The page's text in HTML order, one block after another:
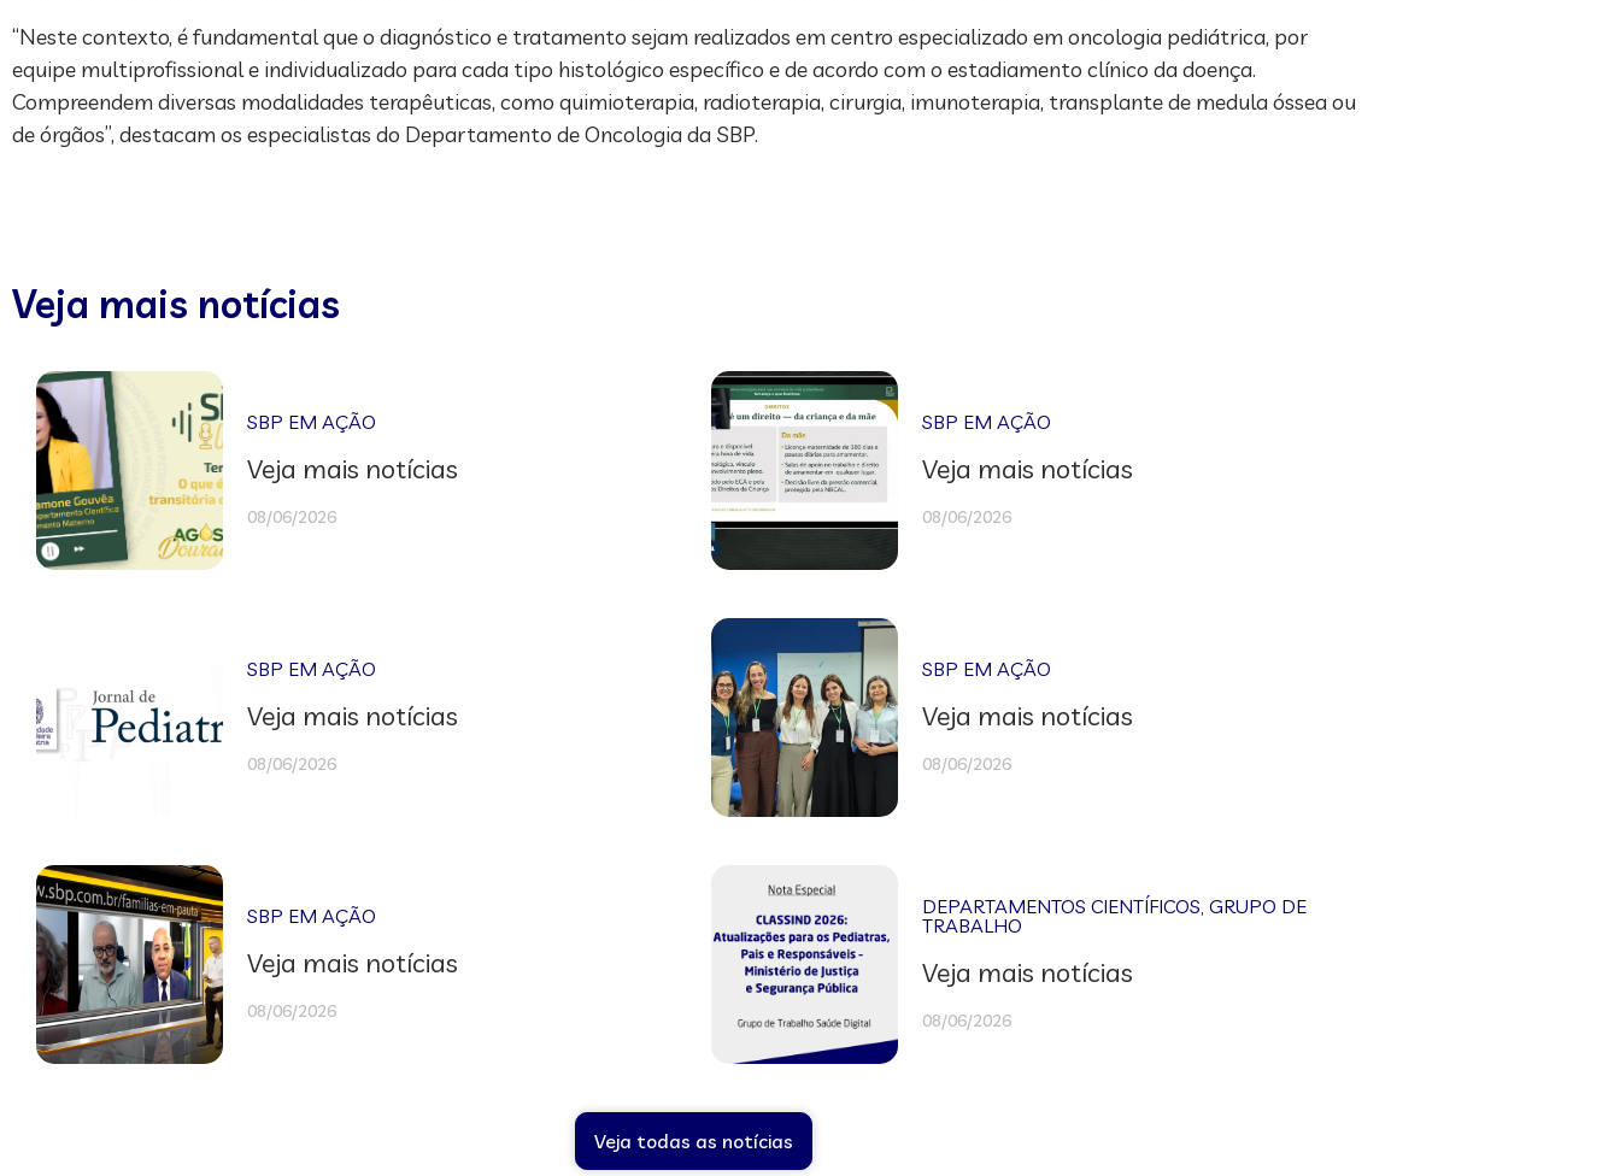
“Neste contexto, é fundamental que o diagnóstico e tratamento sejam realizados em centro especializado em oncologia pediátrica, por
equipe multiprofissional e individualizado para cada tipo histológico específico e de acordo com o estadiamento clínico da doença.
Compreendem diversas modalidades terapêuticas, como quimioterapia, radioterapia, cirurgia, imunoterapia, transplante de medula óssea ou
de órgãos”, destacam os especialistas do Departamento de Oncologia da SBP.
Veja mais notícias
SBP EM AÇÃO
Veja mais notícias
08/06/2026
SBP EM AÇÃO
Veja mais notícias
08/06/2026
SBP EM AÇÃO
Veja mais notícias
08/06/2026
SBP EM AÇÃO
Veja mais notícias
08/06/2026
SBP EM AÇÃO
Veja mais notícias
08/06/2026
DEPARTAMENTOS CIENTÍFICOS ,GRUPO DE
TRABALHO
Veja mais notícias
08/06/2026
Veja todas as notícias